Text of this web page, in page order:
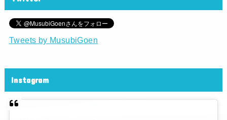
Tweets by MusubiGoen
Instagram